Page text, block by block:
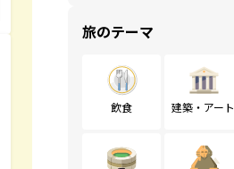
旅のテーマ
飲食 建築・アート